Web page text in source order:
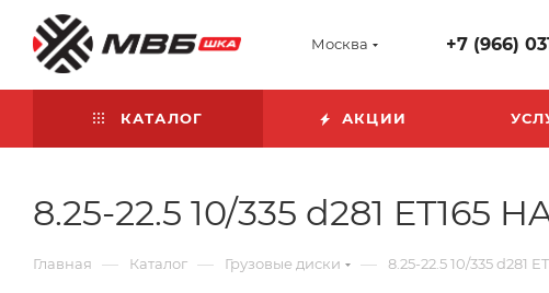
Москва +7 (966)
КАТАЛОГ АКЦИИ
8.25-22.5 10/335 d281 ET165
Главная — Каталог — Грузовые диски — 8.25-22.5 10/335 d281